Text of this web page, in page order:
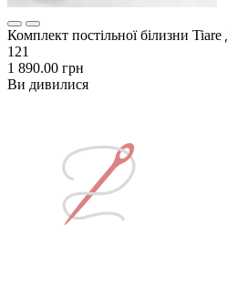
Комплект постільної білизни
121
1 890.00 грн
Ви дивилися